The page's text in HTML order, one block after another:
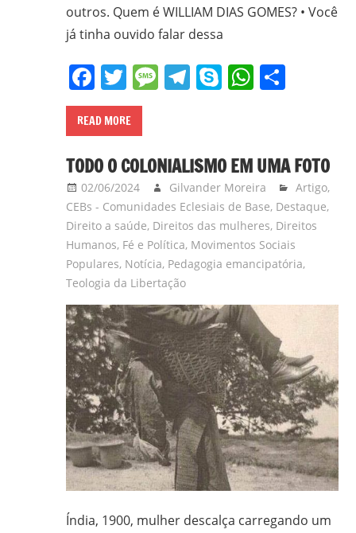
Gerais;
gilvanderufmg@gmail.com
www.freigilvander.blogspot.com.br
www.twitter.com/gilvanderluis
facebook:
Moreira
outros. Quem é WILLIAM DIAS GOMES? • Você
já tinha ouvido falar dessa
Facebook
Twitter
Message
Telegram
SkypeShare
READ MORE
TODO O COLONIALISMO EM UMA FOTO
02/06/2024 Gilvander Moreira Artigo,
CEBs - Comunidades Eclesiais de Base, Destaque,
Direito a saúde, Direitos das mulheres, Direitos
Humanos, Fé e Política, Movimentos Sociais
Populares, Notícia, Pedagogia emancipatória,
Teologia da Libertação
Índia, 1900, mulher descalça carregando um